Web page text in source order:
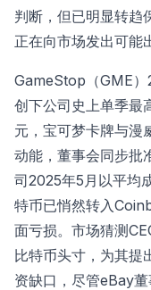
判断，但已明显转趋
正在向市场发出可能
GameStop（GME）
创下公司史上单季最
元，宝可梦卡牌与漫
动能，董事会同步批
司2025年5月以平均
特币已悄然转入
面亏损。市场猜测
比特币头寸，为其提
资缺口，尽管eBay